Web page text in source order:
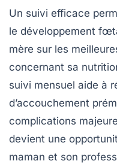
Un suivi efficace
le développement
mère sur les
concernant sa
suivi mensuel aide à
d’accouchement
complications
devient une
maman et son